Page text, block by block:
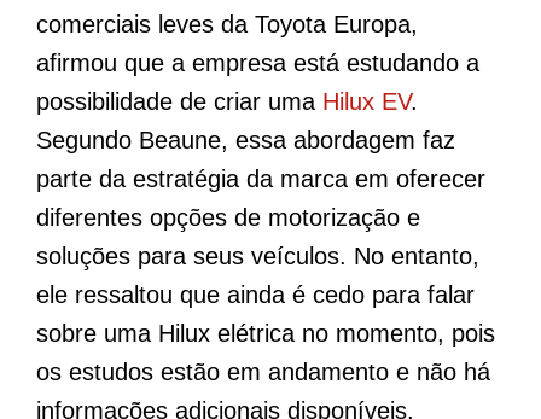
comerciais leves da Toyota Europa,
afirmou que a empresa está estudando a
possibilidade de criar uma Hilux EV.
Segundo Beaune, essa abordagem faz
parte da estratégia da marca em oferecer
diferentes opções de motorização e
soluções para seus veículos. No entanto,
ele ressaltou que ainda é cedo para falar
sobre uma Hilux elétrica no momento, pois
os estudos estão em andamento e não há
informações adicionais disponíveis.